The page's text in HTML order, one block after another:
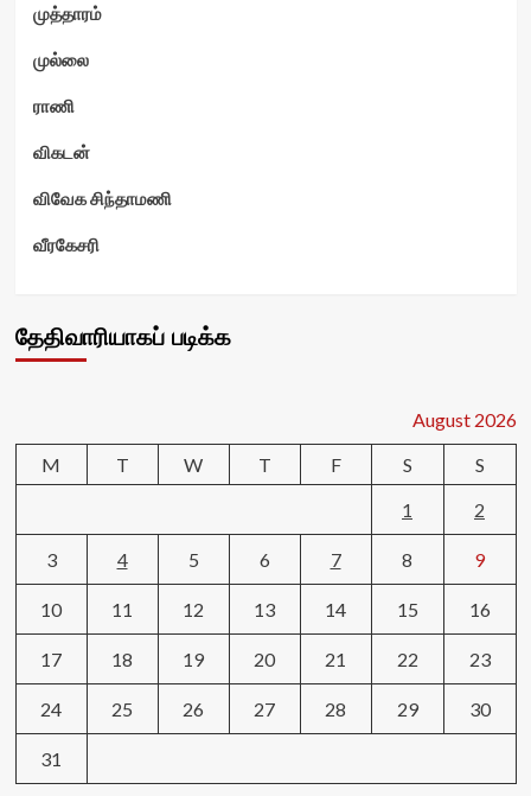
முத்தாரம்
முல்லை
ராணி
விகடன்
விவேக சிந்தாமணி
வீரகேசரி
தேதிவாரியாகப் படிக்க
August 2026
M
T W T F S
S
1
2
3 4 5 6 7 8 9
10 11 12 13 14 15 16
17 18 19 20 21 22 23
24 25 26 27 28 29 30
31